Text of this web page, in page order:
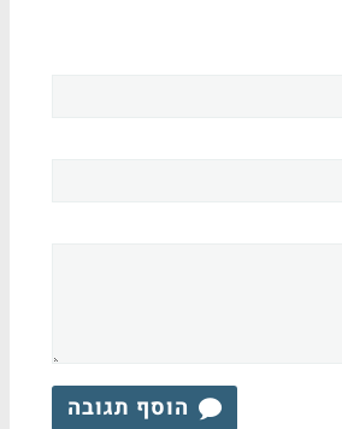
הוסף תגובה